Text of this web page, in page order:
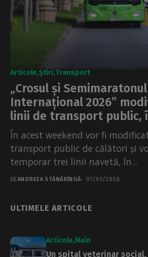
Articole Știri Transport
„Crosul și Semimaratonul
Internațional 2026”
linii de transport public,
În acest weekend vor fi
transport public de călători și
temporar trei linii navetă, în...
DEANDREEA STĂNĂRÎNGĂ 07/05/2026
ULTIMELE ARTICOLE
Articole Main
Un spital veterinar